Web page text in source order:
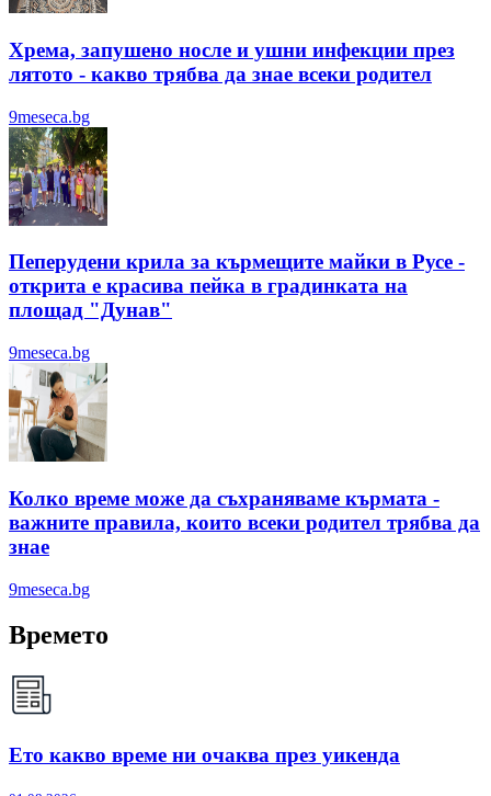
Хрема, запушено носле и ушни инфекции през
лятотo - какво трябва да знае всеки родител
9meseca.bg
Пеперудени крила за кърмещите майки в Русе -
открита е красива пейка в градинката на
площад "Дунав"
9meseca.bg
Колко време може да съхраняваме кърмата -
важните правила, които всеки родител трябва да
знае
9meseca.bg
Времето
Ето какво време ни очаква през уикенда